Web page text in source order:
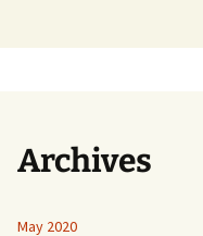
Archives
May 2020